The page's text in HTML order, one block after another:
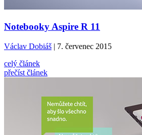
Notebooky Aspire R 11
Václav Dobiáš | 7. červenec 2015
celý článek
přečíst článek